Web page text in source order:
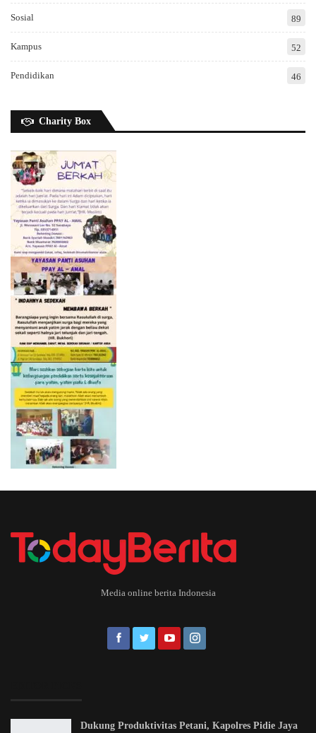
Sosial 89
Kampus 52
Pendidikan 46
Charity Box
Media online berita Indonesia
Dukung Produktivitas Petani, Kapolres Pidie Jaya